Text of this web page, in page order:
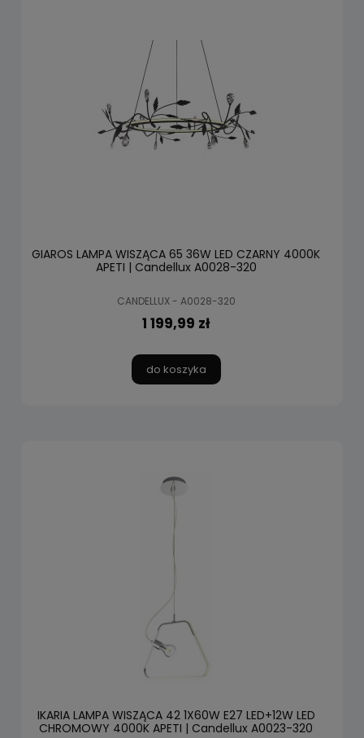
GIAROS LAMPA WISZĄCA 65 36W LED CZARNY 4000K
APETI | Candellux A0028-320
CANDELLUX - A0028-320
1 199,99 zł
do koszyka
IKARIA LAMPA WISZĄCA 42 1X60W E27 LED+12W LED
CHROMOWY 4000K APETI | Candellux A0023-320